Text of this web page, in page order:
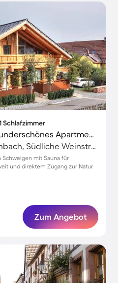
Schlafzimmer
Kinderfreundliches wunderschönes Apartment mit Terrasse und Sauna
Schweigen-Rechtenbach, Südliche Weinstraße, Deutschland
Schweigen mit Sauna für
und direktem Zugang zur Natur
Zum Angebot